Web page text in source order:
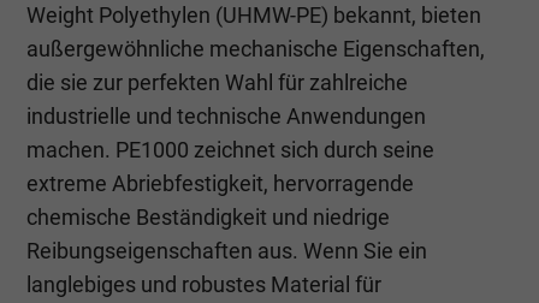
Weight Polyethylen (UHMW-PE) bekannt, bieten
außergewöhnliche mechanische Eigenschaften,
die sie zur perfekten Wahl für zahlreiche
industrielle und technische Anwendungen
machen. PE1000 zeichnet sich durch seine
extreme Abriebfestigkeit, hervorragende
chemische Beständigkeit und niedrige
Reibungseigenschaften aus. Wenn Sie ein
langlebiges und robustes Material für